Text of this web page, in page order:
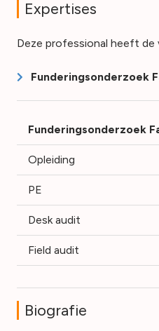
Expertises
Deze professional heeft de
Funderingsonderzoek
Funderingsonderzoek
Opleiding
PE
Desk audit
Field audit
Biografie